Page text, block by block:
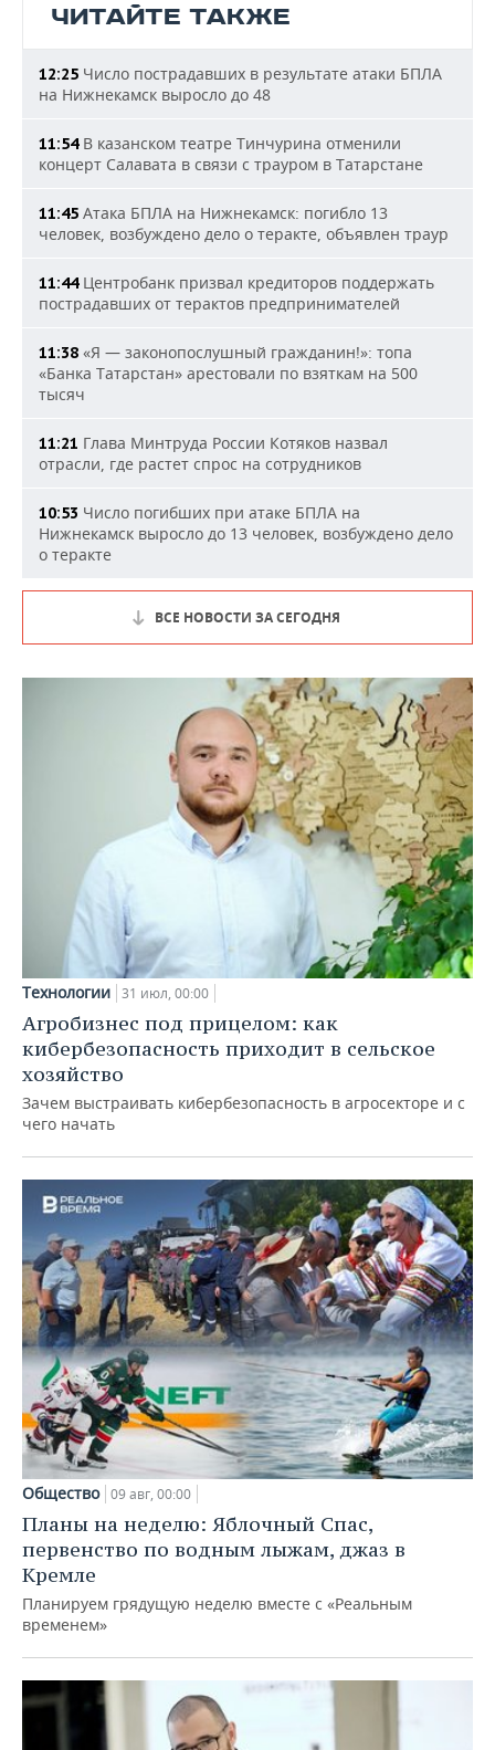
ЧИТАЙТЕ ТАКЖЕ
12:25 Число пострадавших в результате атаки БПЛА
на Нижнекамск выросло до 48
11:54В казанском театре Тинчурина отменили
концерт Салавата в связи с трауром в Татарстане
11:45 Атака БПЛА на Нижнекамск: погибло 13
человек, возбуждено дело о теракте, объявлен траур
11:44Центробанк призвал кредиторов поддержать
пострадавших от терактов предпринимателей
11:38 «Я — законопослушный гражданин!»: топа
«Банка Татарстан» арестовали по взяткам на 500
тысяч
11:21 Глава Минтруда России Котяков назвал
отрасли, где растет спрос на сотрудников
10:53 Число погибших при атаке БПЛА на
Нижнекамск выросло до 13 человек, возбуждено дело
о теракте
ВСЕ НОВОСТИ ЗА СЕГОДНЯ
Технологии 31 июл, 00:00
Агробизнес под прицелом: как
кибербезопасность приходит в сельское
хозяйство
Зачем выстраивать кибербезопасность в агросекторе и с
чего начать
Общество 09 авг, 00:00
Планы на неделю: Яблочный Спас,
первенство по водным лыжам, джаз в
Кремле
Планируем грядущую неделю вместе с «Реальным
временем»